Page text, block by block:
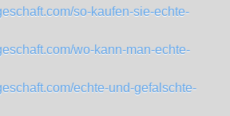
so-kaufen-sie-echte-
wo-kann-man-echte-
echte-und-gefalschte-